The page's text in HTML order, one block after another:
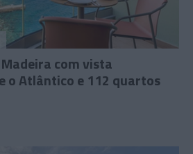
com vista
o Atlântico e 112 quartos